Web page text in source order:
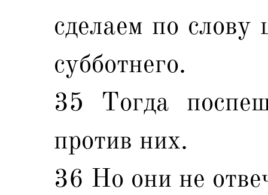
сделаем по слову
субботнего.
35 Тогда
против них.
36 Но они не